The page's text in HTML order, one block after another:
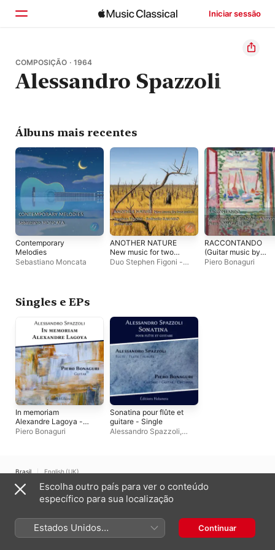
Iniciar sessão
Início
Explorar
COMPOSIÇÃO · 1964
Alessandro Spazzoli
Álbuns mais recentes
Contemporary
Melodies
Sebastiano Moncata
ANOTHER NATURE
New music for two
guitars
Duo Stephen Figoni -
RACCONTANDO
(Guitar music by
p.Molino and
Piero Bonaguri
Singles e EPs
In memoriam
Alexandre Lagoya -
Single
Piero Bonaguri
Sonatina pour flûte et
guitare - Single
Alessandro Spazzoli,
Brasil English (UK)
Copyright © 2026 Apple Inc.
Todos os direitos reservados.
Aviso de utilização de cookies
Suporte Comentários
Escolha outro país para ver o conteúdo
específico para sua localização
Estados Unidos
(Português Brasil)
Continuar